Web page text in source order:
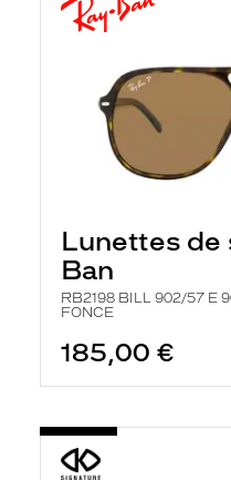
Lunettes de
Ban
RB2198 BILL 902/57 E
FONCE
185,00 €